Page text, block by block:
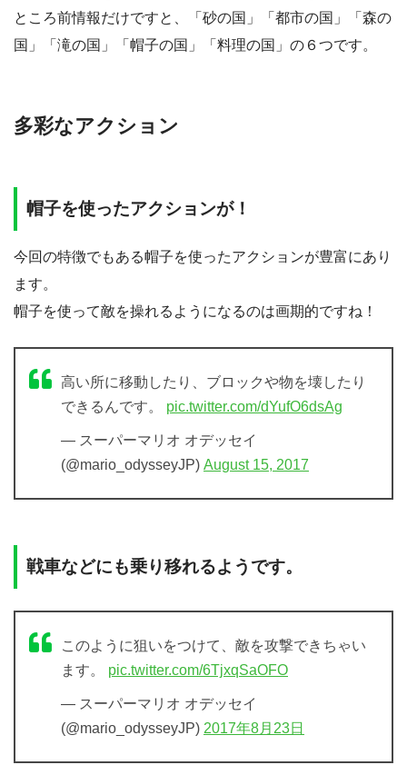
ところ前情報だけですと、「砂の国」「都市の国」「森の
国」「滝の国」「帽子の国」「料理の国」の６つです。
多彩なアクション
帽子を使ったアクションが！
今回の特徴でもある帽子を使ったアクションが豊富にあり
ます。
帽子を使って敵を操れるようになるのは画期的ですね！
高い所に移動したり、ブロックや物を壊したり
できるんです。 pic.twitter.com/dYufO6dsAg
— スーパーマリオ オデッセイ
(@mario_odysseyJP) August 15, 2017
戦車などにも乗り移れるようです。
このように狙いをつけて、敵を攻撃できちゃい
ます。 pic.twitter.com/6TjxqSaOFO
— スーパーマリオ オデッセイ
(@mario_odysseyJP) 2017年8月23日